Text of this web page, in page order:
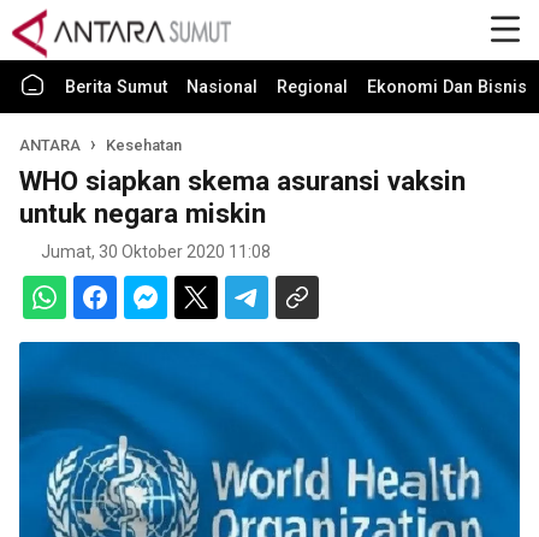
Berita Sumut Nasional Regional Ekonomi Dan Bisnis
ANTARA Kesehatan
WHO siapkan skema asuransi vaksin
untuk negara miskin
Jumat, 30 Oktober 2020 11:08